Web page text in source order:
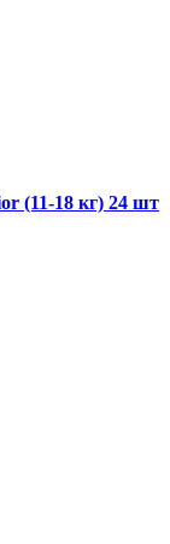
(11-18 кг) 24 шт